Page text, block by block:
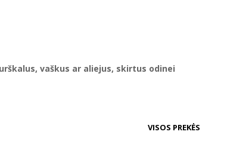
vaškus ar aliejus, skirtus odinei
VISOS PREKĖS